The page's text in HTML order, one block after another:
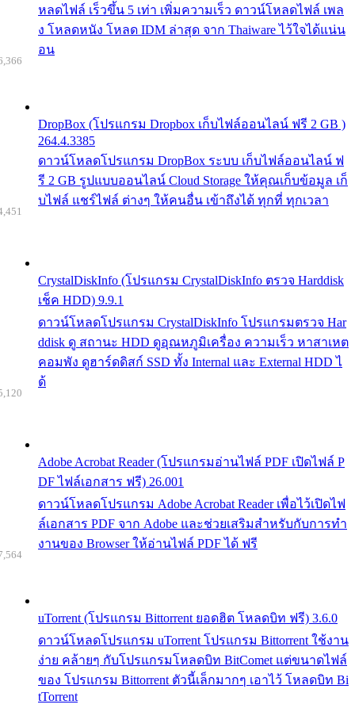
หลดไฟล์ เร็วขึ้น 5 เท่า เพิ่มความเร็ว ดาวน์โหลดไฟล์ เพล
ง โหลดหนัง โหลด IDM ล่าสุด จาก Thaiware ไว้ใจได้แน่น
อน
DropBox (โปรแกรม Dropbox เก็บไฟล์ออนไลน์ ฟรี 2 GB )
264.4.3385
ดาวน์โหลดโปรแกรม DropBox ระบบ เก็บไฟล์ออนไลน์ ฟ
รี 2 GB รูปแบบออนไลน์ Cloud Storage ให้คุณเก็บข้อมูล เก็
บไฟล์ แชร์ไฟล์ ต่างๆ ให้คนอื่น เข้าถึงได้ ทุกที่ ทุกเวลา
CrystalDiskInfo (โปรแกรม CrystalDiskInfo ตรวจ Harddisk
เช็ค HDD) 9.9.1
ดาวน์โหลดโปรแกรม CrystalDiskInfo โปรแกรมตรวจ Har
ddisk ดู สถานะ HDD ดูอุณหภูมิเครื่อง ความเร็ว หาสาเหต
คอมพัง ดูฮาร์ดดิสก์ SSD ทั้ง Internal และ External HDD ไ
ด้
Adobe Acrobat Reader (โปรแกรมอ่านไฟล์ PDF เปิดไฟล์ P
DF ไฟล์เอกสาร ฟรี) 26.001
ดาวน์โหลดโปรแกรม Adobe Acrobat Reader เพื่อไว้เปิดไฟ
ล์เอกสาร PDF จาก Adobe และช่วยเสริมสำหรับกับการทำ
งานของ Browser ให้อ่านไฟล์ PDF ได้ ฟรี
uTorrent (โปรแกรม Bittorrent ยอดฮิต โหลดบิท ฟรี) 3.6.0
ดาวน์โหลดโปรแกรม uTorrent โปรแกรม Bittorrent ใช้งาน
ง่าย คล้ายๆ กับโปรแกรมโหลดบิท BitComet แต่ขนาดไฟล์
ของ โปรแกรม Bittorrent ตัวนี้เล็กมากๆ เอาไว้ โหลดบิท Bi
tTorrent